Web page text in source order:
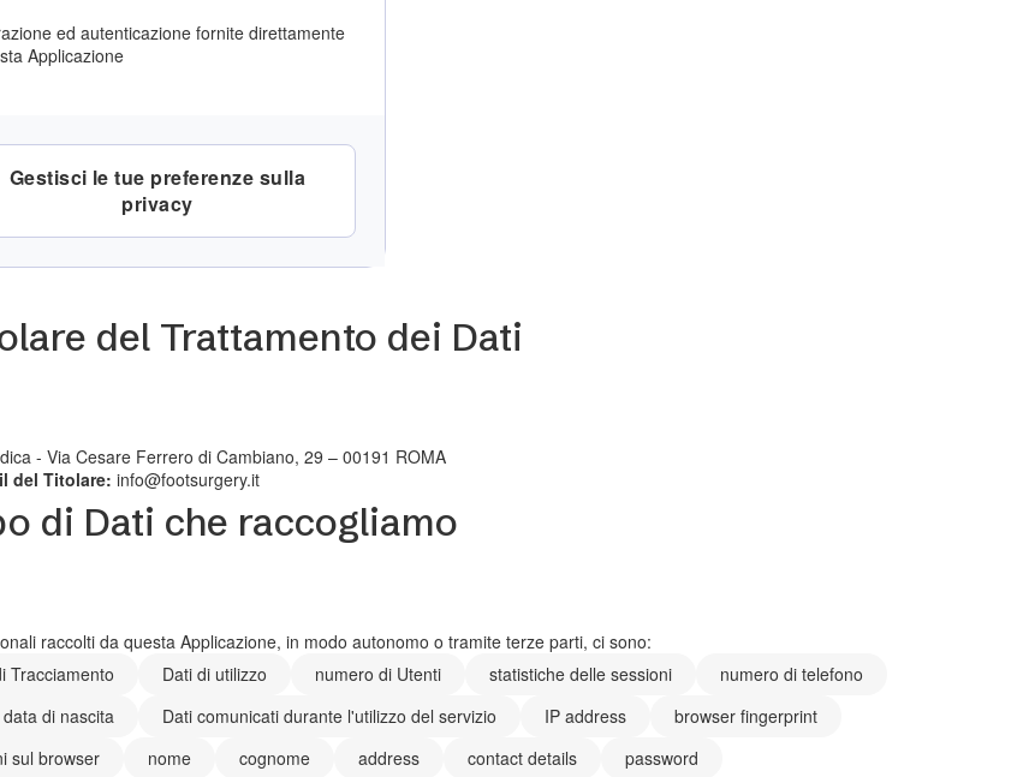
ed autenticazione fornite direttamente
Applicazione
Gestisci le tue preferenze sulla
privacy
del Trattamento dei Dati
- Via Cesare Ferrero di Cambiano, 29 – 00191 ROMA
del Titolare: info@footsurgery.it
di Dati che raccogliamo
raccolti da questa Applicazione, in modo autonomo o tramite terze parti, ci sono:
Tracciamento
Dati di utilizzo numero di Utenti statistiche delle sessioni
numero di telefono
data di nascita Dati comunicati durante l'utilizzo del servizio IP address
browser fingerprint
sul browser
nome cognome address contact details
password